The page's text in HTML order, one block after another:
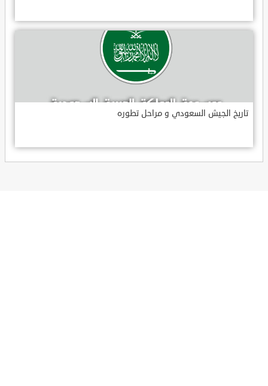
تاريخ الجيش السعودي و مراحل تطوره